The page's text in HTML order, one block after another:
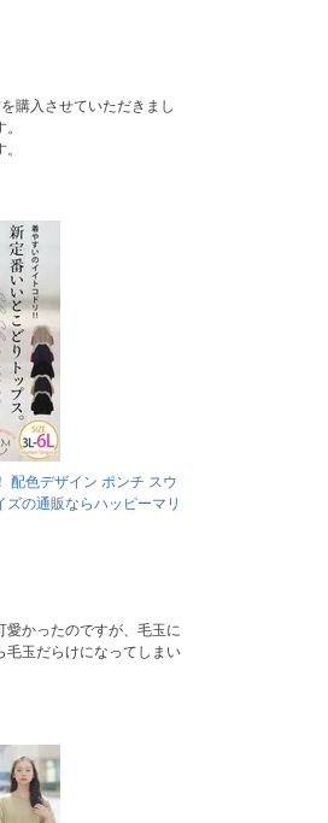
購入させていただきまし
配色デザイン ポンチ スウ
ズの通販ならハッピーマリ
愛かったのですが、毛玉に
毛玉だらけになってしまい